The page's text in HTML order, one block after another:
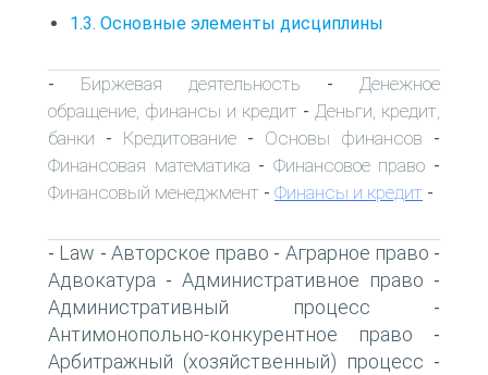
1.3. Основные элементы дисциплины
- Биржевая деятельность - Денежное
обращение, финансы и кредит - Деньги, кредит,
банки - Кредитование - Основы финансов -
Финансовая математика - Финансовое право -
Финансовый менеджмент - Финансы и кредит -
- Law - Авторское право - Аграрное право -
Адвокатура - Административное право -
Административный процесс -
Антимонопольно-конкурентное право -
Арбитражный (хозяйственный) процесс -